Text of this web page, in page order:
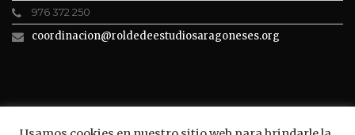
976 372 250
coordinacion@roldedeestudiosaragoneses.org
ROLDE CONECTA